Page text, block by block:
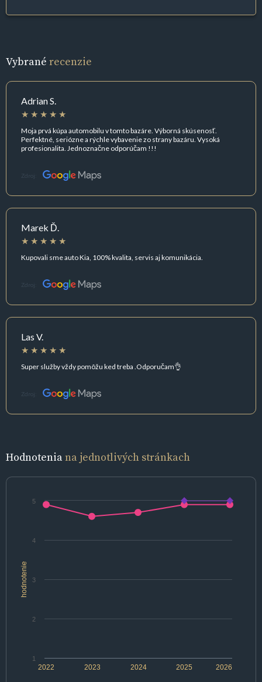
Vybrané recenzie
Adrian S.
Moja prvá kúpa automobilu v tomto bazáre. Výborná skúsenosť.
Perfektné, seriózne a rýchle vybavenie zo strany bazáru. Vysoká
profesionalita. Jednoznačne odporúčam !!!
Zdroj:
Marek Ď.
Kupovali sme auto Kia, 100% kvalita, servis aj komunikácia.
Zdroj:
Las V.
Super služby vždy pomôžu ked treba .Odporučam👌
Zdroj:
Hodnoteniana jednotlivých stránkach
hodnotenie
2022 2024 2026
2023 2025
1
2
3
4
5